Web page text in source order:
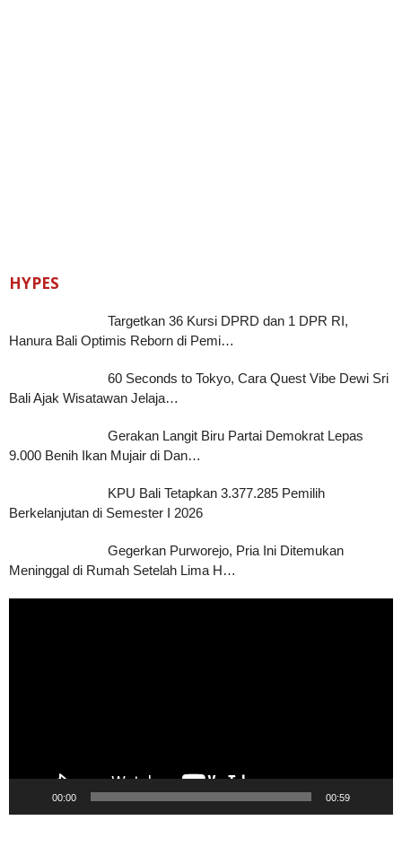
HYPES
Targetkan 36 Kursi DPRD dan 1 DPR RI,
Hanura Bali Optimis Reborn di Pemi…
60 Seconds to Tokyo, Cara Quest Vibe Dewi Sri
Bali Ajak Wisatawan Jelaja…
Gerakan Langit Biru Partai Demokrat Lepas
9.000 Benih Ikan Mujair di Dan…
KPU Bali Tetapkan 3.377.285 Pemilih
Berkelanjutan di Semester I 2026
Gegerkan Purworejo, Pria Ini Ditemukan
Meninggal di Rumah Setelah Lima H…
00:00 00:59